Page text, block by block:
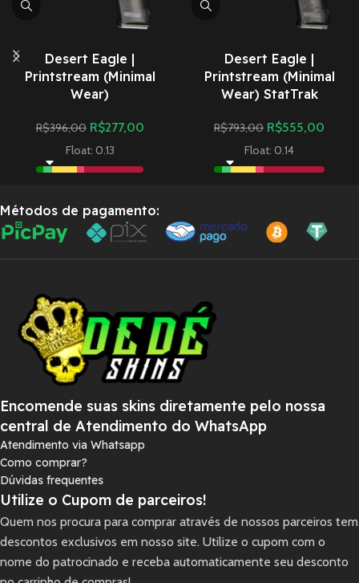
Desert Eagle |
Printstream (Minimal
Wear)
R$396,00 R$277,00
Float: 0.13
Desert Eagle |
Printstream (Minimal
Wear) StatTrak
R$793,00 R$555,00
Float: 0.14
Métodos de pagamento:
Encomende suas skins diretamente pelo nossa
central de Atendimento do WhatsApp
Atendimento via Whatsapp
Como comprar?
Dúvidas frequentes
Utilize o Cupom de parceiros!
Quem nos procura para comprar através de nossos parceiros tem
descontos exclusivos em nosso site. Utilize o cupom com o
nome do patrocinado e receba automaticamente seu desconto